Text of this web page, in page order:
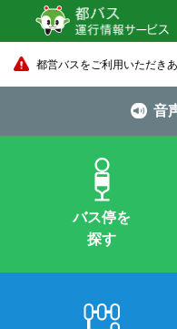
都営バスをご利用いただき
音
バス停を
探す